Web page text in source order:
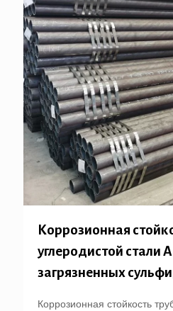
Коррозионная
углеродистой стали
загрязненных
Коррозионная стойкость